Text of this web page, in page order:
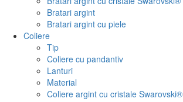
Bratari argint
Bratari argint cu piele
Coliere
Tip
Coliere cu pandantiv
Lanturi
Material
Coliere argint cu cristale Swarovski®